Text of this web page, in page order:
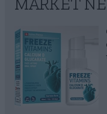
MARKET